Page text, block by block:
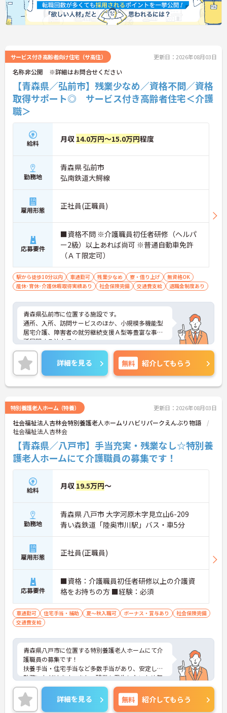
サービス付き高齢者向け住宅（サ高住） 更新日：2026年08月03日
名称非公開 ※詳細はお問合せください
【青森県／弘前市】残業少なめ／資格不問／資格
取得サポート◎ サービス付き高齢者住宅＜介護
職＞
給料 月収 14.0万円～15.0万円程度
勤務地
青森県 弘前市
弘南鉄道大鰐線
雇用形態 正社員(正職員)
応募要件
■資格不問 ※介護職員初任者研修（ヘルパ
ー2級）以上あれば尚可 ※普通自動車免許
（ＡＴ限定可）
駅から徒歩10分以内 車通勤可 残業少なめ 寮・借り上げ
無資格OK
産休･育休･介護休暇取得実績あり
社会保険完備 交通費支給 退職金制度あり
青森県弘前市に位置する施設です。
通所、入所、訪問サービスのほか、小規模多機能型
居宅介護、障害者の就労継続支援Ａ型等豊富な事業
所展開する法人です。
ご興味のある方は是非お気軽にお問い合わせくださ
い。
詳細を見る 無料 紹介してもらう
特別養護老人ホーム（特養） 更新日：2026年08月03日
社会福祉法人杏林会特別養護老人ホームリハビリパークえんぶり物語
社会福祉法人杏林会
【青森県／八戸市】手当充実・残業なし☆特別養
護老人ホームにて介護職員の募集です！
給料 月収 19.5万円～
勤務地
青森県 八戸市 大字河原木字見立山6-209
青い森鉄道「陸奥市川駅」バス・車5分
雇用形態 正社員(正職員)
応募要件
■資格：介護職員初任者研修以上の介護資
格をお持ちの方 ■経験：必須
車通勤可 住宅手当・補助 夏～秋入職可 ボーナス・賞与あり
社会保険完備
交通費支給
青森県八戸市に位置する特別養護老人ホームにて介
護職員の募集です！
扶養手当・住宅手当など多数手当があり、安定して
勤務いただけます。また、残業も発生しないため無
理なくご家庭やプライベートと両立することができ
ます。
ご興味のある方には、面接対策ポイントなど、さら
詳細を見る 無料 紹介してもらう